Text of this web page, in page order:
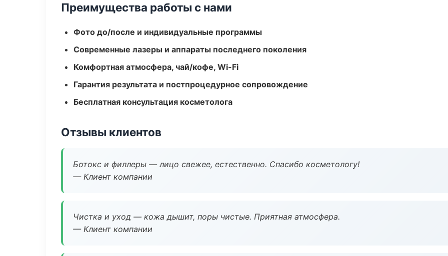
Преимущества работы с нами
Фото до/после и индивидуальные программы
Современные лазеры и аппараты последнего поколения
Комфортная атмосфера, чай/кофе, Wi-Fi
Гарантия результата и постпроцедурное сопровождение
Бесплатная консультация косметолога
Отзывы клиентов
Ботокс и филлеры — лицо свежее, естественно. Спасибо косметологу!
— Клиент компании
Чистка и уход — кожа дышит, поры чистые. Приятная атмосфера.
— Клиент компании